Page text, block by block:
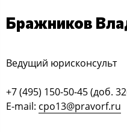
Бражников
Ведущий юрисконсульт
+7 (495) 150-50-45 (доб.
E-mail: cpo13@pravorf.ru